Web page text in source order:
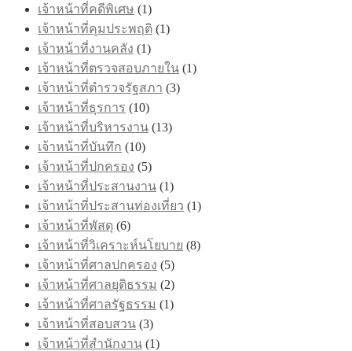
เจ้าหน้าที่คดีพิเศษ (1)
เจ้าหน้าที่คุมประพฤติ (1)
เจ้าหน้าที่งานคลัง (1)
เจ้าหน้าที่ตรวจสอบภายใน (1)
เจ้าหน้าที่ตำรวจรัฐสภา (3)
เจ้าหน้าที่ธุรการ (10)
เจ้าหน้าที่บริหารงาน (13)
เจ้าหน้าที่บันทึก (10)
เจ้าหน้าที่ปกครอง (5)
เจ้าหน้าที่ประสานงาน (1)
เจ้าหน้าที่ประสานท่องเที่ยว (1)
เจ้าหน้าที่พัสดุ (6)
เจ้าหน้าที่วิเคราะห์นโยบาย (8)
เจ้าหน้าที่ศาลปกครอง (5)
เจ้าหน้าที่ศาลยุติธรรม (2)
เจ้าหน้าที่ศาลรัฐธรรม (1)
เจ้าหน้าที่สอบสวน (3)
เจ้าหน้าที่สำนักงาน (1)